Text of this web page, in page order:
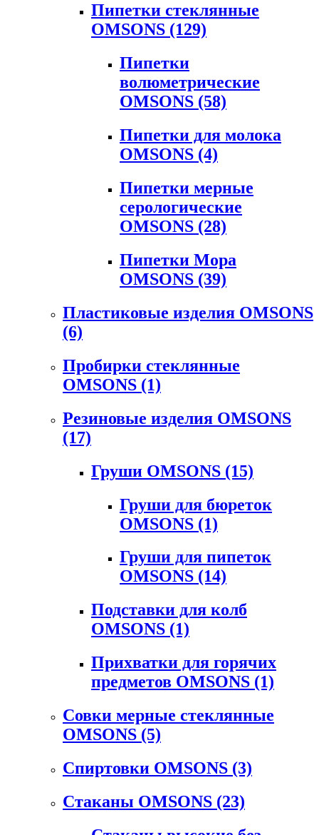
Пипетки стеклянные
OMSONS (129)
Пипетки
волюметрические
OMSONS (58)
Пипетки для молока
OMSONS (4)
Пипетки мерные
серологические
OMSONS (28)
Пипетки Мора
OMSONS (39)
Пластиковые изделия OMSONS
(6)
Пробирки стеклянные
OMSONS (1)
Резиновые изделия OMSONS
(17)
Груши OMSONS (15)
Груши для бюреток
OMSONS (1)
Груши для пипеток
OMSONS (14)
Подставки для колб
OMSONS (1)
Прихватки для горячих
предметов OMSONS (1)
Совки мерные стеклянные
OMSONS (5)
Спиртовки OMSONS (3)
Стаканы OMSONS (23)